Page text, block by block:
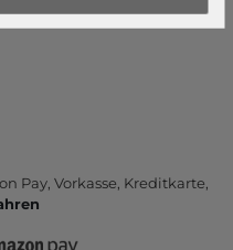
Pay, Vor­kasse, Kredit­karte,